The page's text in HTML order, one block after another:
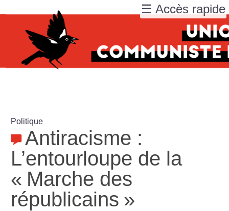
Politique
Antiracisme :
L’entourloupe de la
« Marche des
républicains »
☰ Accès rapide